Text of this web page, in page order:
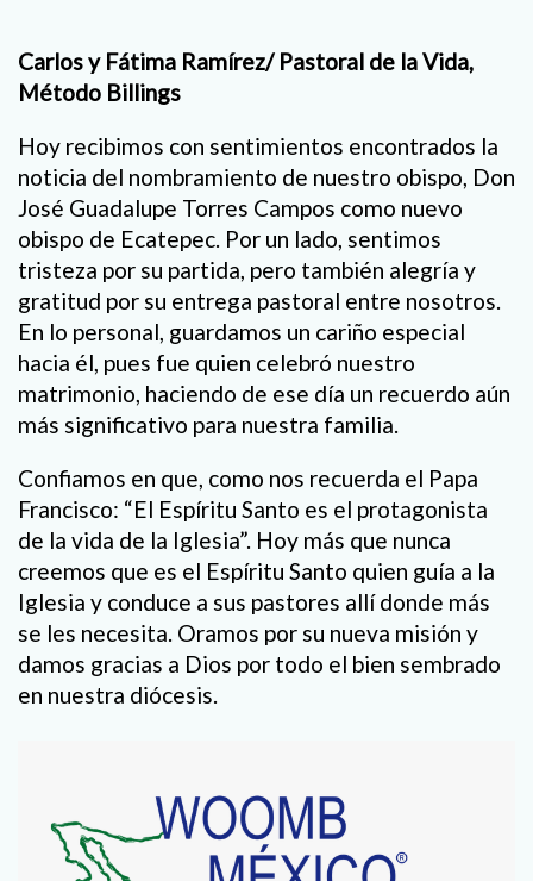
Carlos y Fátima Ramírez/ Pastoral de la Vida,
Método Billings
Hoy recibimos con sentimientos encontrados la
noticia del nombramiento de nuestro obispo, Don
José Guadalupe Torres Campos como nuevo
obispo de Ecatepec. Por un lado, sentimos
tristeza por su partida, pero también alegría y
gratitud por su entrega pastoral entre nosotros.
En lo personal, guardamos un cariño especial
hacia él, pues fue quien celebró nuestro
matrimonio, haciendo de ese día un recuerdo aún
más significativo para nuestra familia.
Confiamos en que, como nos recuerda el Papa
Francisco: “El Espíritu Santo es el protagonista
de la vida de la Iglesia”. Hoy más que nunca
creemos que es el Espíritu Santo quien guía a la
Iglesia y conduce a sus pastores allí donde más
se les necesita. Oramos por su nueva misión y
damos gracias a Dios por todo el bien sembrado
en nuestra diócesis.